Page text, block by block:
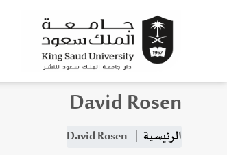
David Rosen
مسار التنقل
الرئيسية